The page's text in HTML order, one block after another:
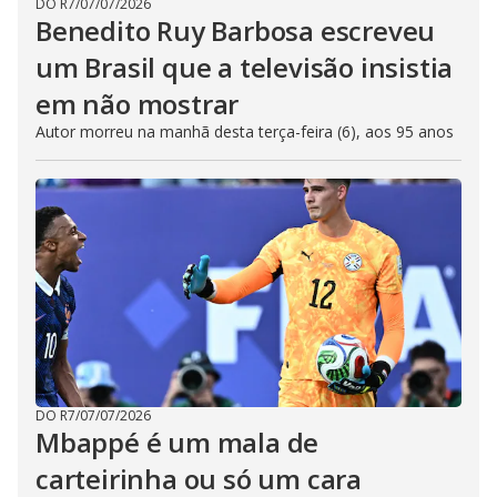
DO R7/07/07/2026
Benedito Ruy Barbosa escreveu
um Brasil que a televisão insistia
em não mostrar
Autor morreu na manhã desta terça-feira (6), aos 95 anos
DO R7/07/07/2026
Mbappé é um mala de
carteirinha ou só um cara